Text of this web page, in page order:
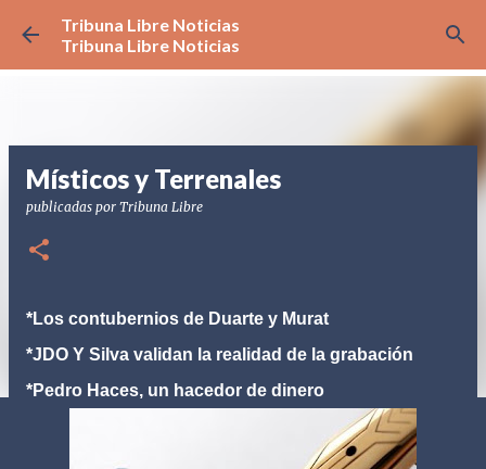
Ir al contenido principal
Tribuna Libre Noticias
Tribuna Libre Noticias
Místicos y Terrenales
publicadas por Tribuna Libre
*Los contubernios de Duarte y Murat
*JDO Y Silva validan la realidad de la grabación
*Pedro Haces, un hacedor de dinero